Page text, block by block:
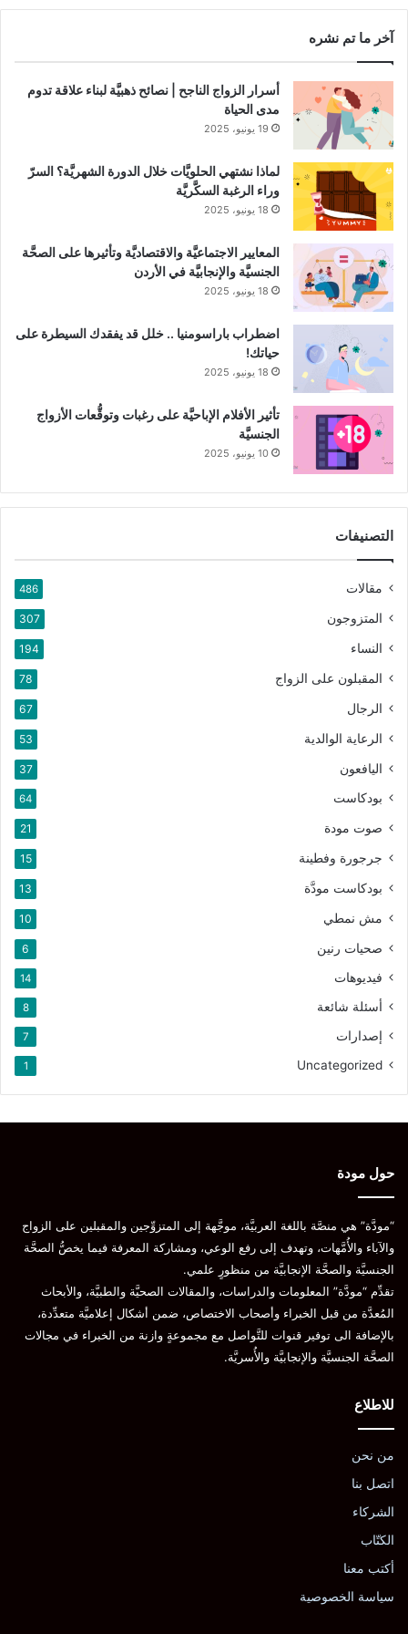
آخر ما تم نشره
أسرار الزواج الناجح | نصائح ذهبيَّة لبناء علاقة تدوم
مدى الحياة
19 يونيو، 2025
لماذا نشتهي الحلويَّات خلال الدورة الشهريَّة؟ السرّ
وراء الرغبة السكَّريَّة
18 يونيو، 2025
المعايير الاجتماعيَّة والاقتصاديَّة وتأثيرها على الصحَّة
الجنسيَّة والإنجابيَّة في الأردن
18 يونيو، 2025
اضطراب باراسومنيا .. خلل قد يفقدك السيطرة على
حياتك!
18 يونيو، 2025
تأثير الأفلام الإباحيَّة على رغبات وتوقُّعات الأزواج
الجنسيَّة
10 يونيو، 2025
التصنيفات
مقالات 486
المتزوجون 307
النساء 194
المقبلون على الزواج 78
الرجال 67
الرعاية الوالدية 53
اليافعون 37
بودكاست 64
صوت مودة 21
جرجورة وفطينة 15
بودكاست مودَّة 13
مش نمطي 10
صحيات رنين 6
فيديوهات 14
أسئلة شائعة 8
إصدارات 7
Uncategorized
1
حول مودة
“مودَّة” هي منصَّة باللغة العربيَّة، موجَّهة إلى المتزوِّجين والمقبلين على الزواج
والآباء والأُمَّهات، وتهدف إلى رفع الوعي، ومشاركة المعرفة فيما يخصُّ الصحَّة
الجنسيَّة والصحَّة الإنجابيَّة من منظورٍ علمي.
تقدِّم “مودَّة” المعلومات والدراسات، والمقالات الصحيَّة والطبيَّة، والأبحاث
المُعدَّة من قبل الخبراء وأصحاب الاختصاص، ضمن أشكال إعلاميَّة متعدِّدة،
بالإضافة الى توفير قنوات للتَّواصل مع مجموعةٍ وازنة من الخبراء في مجالات
الصحَّة الجنسيَّة والإنجابيَّة والأُسريَّة.
للاطلاع
من نحن
اتصل بنا
الشركاء
الكتّاب
أكتب معنا
سياسة الخصوصية